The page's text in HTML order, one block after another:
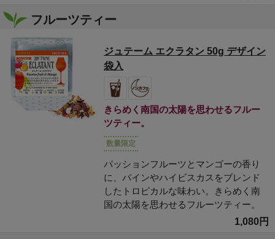
フルーツティー
ジュテーム エクラタン 50g デザイン
袋入
きらめく南国の太陽を思わせるフルー
ツティー。
数量限定
パッションフルーツとマンゴーの香り
に、パインやハイビスカスをブレンド
したトロピカルな味わい。きらめく南
国の太陽を思わせるフルーツティー。
1,080円